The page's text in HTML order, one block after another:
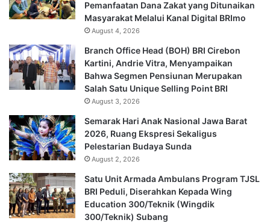
Pemanfaatan Dana Zakat yang Ditunaikan
Masyarakat Melalui Kanal Digital BRImo
August 4, 2026
Branch Office Head (BOH) BRI Cirebon
Kartini, Andrie Vitra, Menyampaikan
Bahwa Segmen Pensiunan Merupakan
Salah Satu Unique Selling Point BRI
August 3, 2026
Semarak Hari Anak Nasional Jawa Barat
2026, Ruang Ekspresi Sekaligus
Pelestarian Budaya Sunda
August 2, 2026
Satu Unit Armada Ambulans Program TJSL
BRI Peduli, Diserahkan Kepada Wing
Education 300/Teknik (Wingdik
300/Teknik) Subang